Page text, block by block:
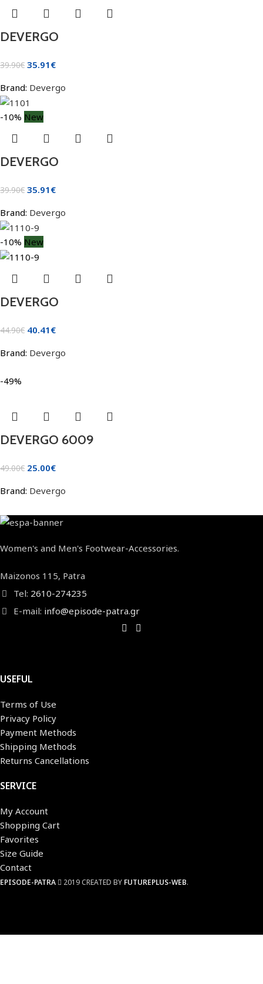
DEVERGO
39.90€ 35.91 €
Brand: Devergo
-10% New
DEVERGO
39.90€ 35.91 €
Brand: Devergo
-10% New
DEVERGO
44.90€ 40.41 €
Brand: Devergo
-49%
DEVERGO 6009
49.00€ 25.00€
Brand: Devergo
Women's and Men's Footwear-Accessories.
Maizonos 115, Patra
Tel: 2610-274235
E-mail: info@episode-patra.gr
USEFUL
Terms of Use
Privacy Policy
Payment Methods
Shipping Methods
Returns Cancellations
SERVICE
My Account
Shopping Cart
Favorites
Size Guide
Contact
EPISODE-PATRA 2019 CREATED BY FUTUREPLUS-WEB.